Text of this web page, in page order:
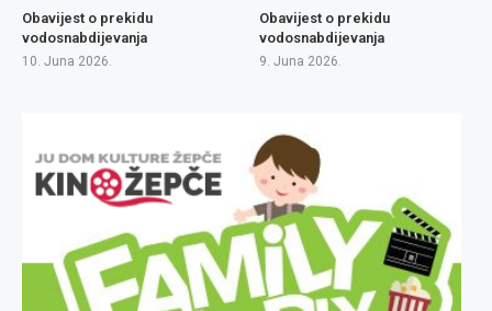
Obavijest o prekidu
vodosnabdijevanja
10. Juna 2026.
Obavijest o prekidu
vodosnabdijevanja
9. Juna 2026.